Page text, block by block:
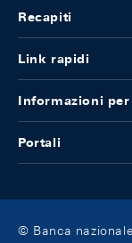
Recapiti
Link rapidi
Informazioni per
Portali
© Banca